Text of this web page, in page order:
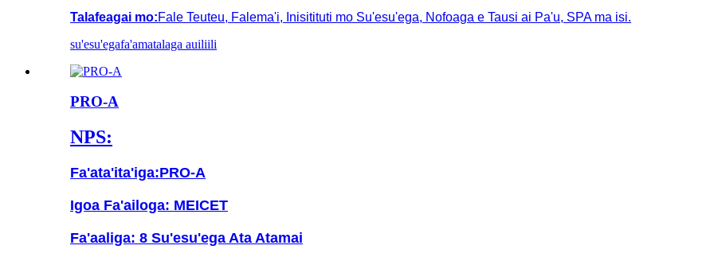
Talafeagai mo:Fale Teuteu, Falema'i, Inisitituti mo Su'esu'ega, Nofoaga e Tausi ai Pa'u, SPA ma isi.
su'esu'egafa'amatalaga auiliili
PRO-A
NPS:
Fa'ata'ita'iga:PRO-A
Igoa Fa'ailoga: MEICET
Fa'aaliga: 8 Su'esu'ega Ata Atamai